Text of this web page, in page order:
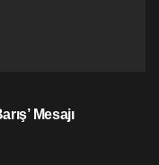
Mesajı